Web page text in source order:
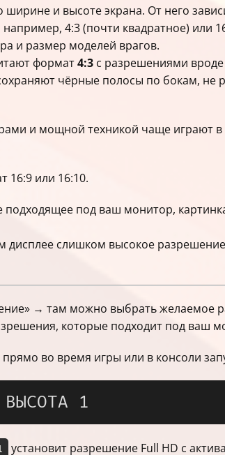
и высоте экрана. От него
4:3 (почти квадратное) или
и размер моделей врагов.
формат4:3 с разрешениями
чёрные полосы по бокам, не
и мощной техникой чаще играют
или 16:10.
под ваш монитор,
слишком высокое
→ там можно выбрать желаемое
которые подходит под ваш
во время игры или в консоли
установит разрешение Full HD с